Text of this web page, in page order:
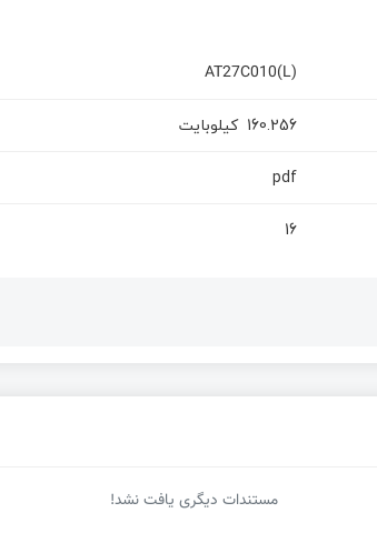
AT27C010(L)
160.256 کیلوبایت
pdf
16
مستندات دیگری یافت نشد!